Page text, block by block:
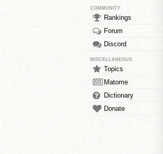
COMMUNITY
Rankings
Forum
Discord
MISCELLANEOUS
Topics
Matome
Dictionary
Donate